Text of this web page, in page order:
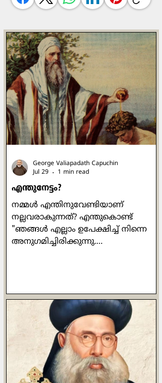
എന്തുനേട്ടം?
നമ്മൾ എന്തിനുവേണ്ടിയാണ്
നല്ലവരാകുന്നത്? എന്തുകൊണ്ട്
"ഞങ്ങൾ എല്ലാം ഉപേക്ഷിച്ച് നിന്നെ
അനുഗമിച്ചിരിക്കുന്നു.
പ്രബോധനങ്ങൾ ഒരിക്കലും പ്രതിഫലം
വാഗ്ദാനം ചെയ്തുകൊണ്ടുള്ളവ
ആയിരുന്നില്ല. പ്രാർത്ഥിക്കുമ്പോഴോ
ഉപവസിക്കുമ്പോഴോ ദാനധർമ്മം
ചെയ്യുമ്പോഴോ മനുഷ്യരെ കാണിച്ച്
ചെയ്യരുതെന്നും രഹസ്യത്തിൽ ദൈവം
മാത്രമേ അവ കണ്ടുകൂടൂ എന്നും
George Valiapadath Capuchin
Jul 29
1 min read